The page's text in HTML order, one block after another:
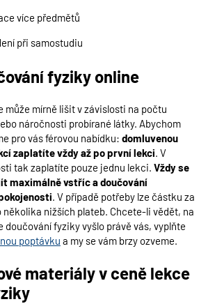
více předmětů
při samostudiu
fyziky online
může mírně lišit v závislosti na počtu
náročnosti probírané látky. Abychom
pro vás férovou nabídku: domluvenou
zaplatíte vždy až po první lekci. V
tak zaplatíte pouze jednu lekci. Vždy se
maximálně vstříc a doučování
. V případě potřeby lze částku za
několika nižších plateb. Chcete-li vědět, na
doučování fyziky vyšlo právě vás, vyplňte
poptávku a my se vám brzy ozveme.
materiály v ceně lekce